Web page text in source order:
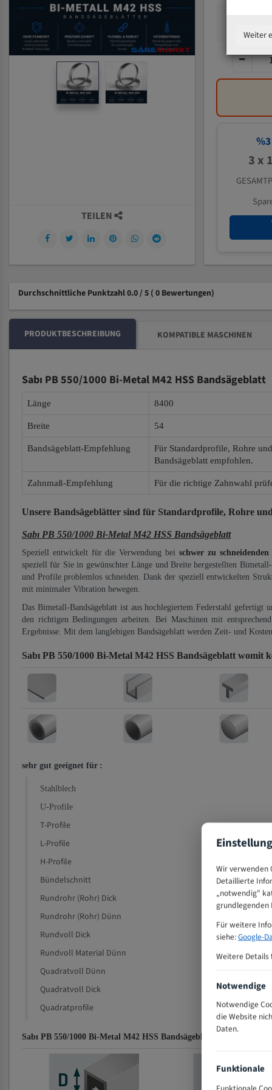
%3
3 x
TEILEN
Durchschnittliche Punktzahl 0.0 / 5 ( 0 Bewertungen)
PRODUKTBESCHREIBUNG KOMPATIBLE MASCHINEN
Sabı PB 550/1000 Bi-Metal M42 HSS Bandsägeblatt
Länge 8400
Breite 54
Bandsägeblatt-Empfehlung
Für Standardprofile, Rohre
Bandsägeblatt empfohlen.
Zahnmaß-Empfehlung Für die richtige Zahnwahl
Unsere Bandsägeblätter sind für Standardprofile, Rohre
Sabı PB 550/1000 Bi-Metal M42 HSS Bandsägeblatt
Speziell entwickelt für die Verwendung bei schwer zu
speziell für Sie in gewünschter Länge und Breite hergestellten
und Profile problemlos schneiden. Dank der speziell entwickelten
mit minimaler Vibration bewegen.
Das Bimetall-Bandsägeblatt ist aus hochlegiertem Federstahl
den richtigen Bedingungen arbeiten. Bei Maschinen mit
Ergebnisse. Mit dem langlebigen Bandsägeblatt werden Zeit- und
Sabı PB 550/1000 Bi-Metal M42 HSS Bandsägeblatt womit
sehr gut geeignet für :
Stahlblech
U-Profile
T-Profile
L-Profile
H-Profile
Bündelschnitt
Rundrohr (Rohr) Dick
Rundrohr (Rohr) Dünn
Rundvoll Dick
Rundvoll Material Dünn
Quadratvoll Dünn
Quadratvoll Dick
Quadratprofile
Sabı PB 550/1000 Bi-Metal M42 HSS Bandsägeblatt
Weiter
Wir verwenden
Detaillierte
„notwendig"
grundlegenden
Für weitere
siehe:Google-
Weitere Details
Notwendige
Notwendige
die Website
Daten.
Funktionale